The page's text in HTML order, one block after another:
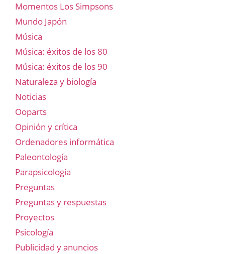
Momentos Los Simpsons
Mundo Japón
Música
Música: éxitos de los 80
Música: éxitos de los 90
Naturaleza y biología
Noticias
Ooparts
Opinión y crítica
Ordenadores informática
Paleontología
Parapsicología
Preguntas
Preguntas y respuestas
Proyectos
Psicología
Publicidad y anuncios